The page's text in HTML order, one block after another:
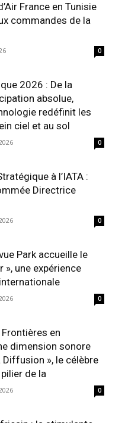
France en Tunisie
commandes de la
0
2026 : De la
absolue,
redéfinit les
ciel et au sol
0
à l’IATA :
Directrice
0
Park accueille le
», une expérience
0
en
dimension sonore
Diffusion », le célèbre
de la
0